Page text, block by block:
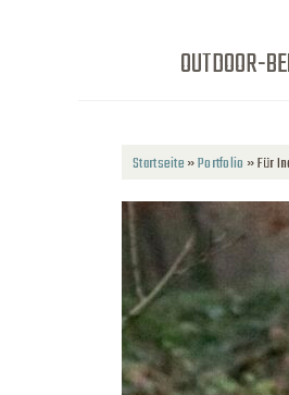
OUTDOOR-
Startseite»Portfolio »Für